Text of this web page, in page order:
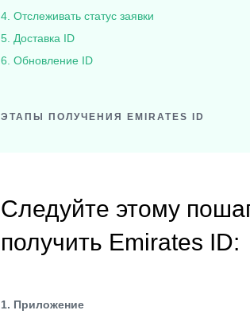
4. Отслеживать статус заявки
5. Доставка ID
6. Обновление ID
ЭТАПЫ ПОЛУЧЕНИЯ EMIRATES ID
Следуйте этому
получить Emirates ID:
1. Приложение